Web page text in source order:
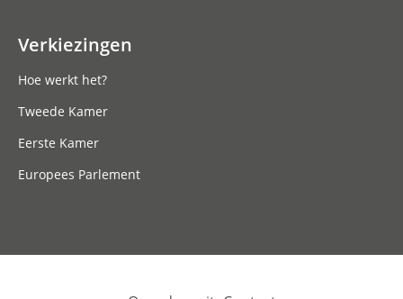
Verkiezingen
Hoe werkt het?
Tweede Kamer
Eerste Kamer
Europees Parlement